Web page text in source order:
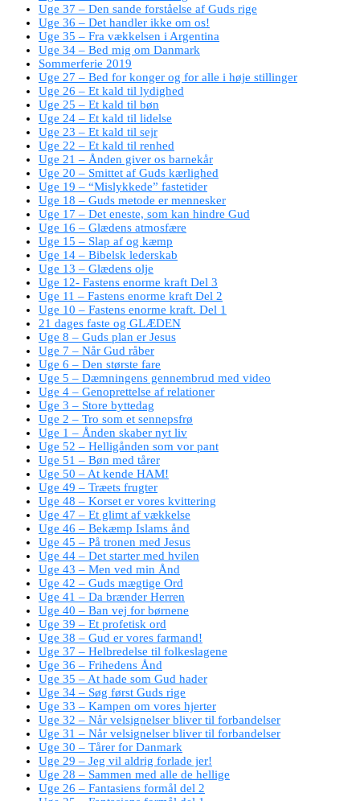
Uge 37 – Den sande forståelse af Guds rige
Uge 36 – Det handler ikke om os!
Uge 35 – Fra vækkelsen i Argentina
Uge 34 – Bed mig om Danmark
Sommerferie 2019
Uge 27 – Bed for konger og for alle i høje stillinger
Uge 26 – Et kald til lydighed
Uge 25 – Et kald til bøn
Uge 24 – Et kald til lidelse
Uge 23 – Et kald til sejr
Uge 22 – Et kald til renhed
Uge 21 – Ånden giver os barnekår
Uge 20 – Smittet af Guds kærlighed
Uge 19 – “Mislykkede” fastetider
Uge 18 – Guds metode er mennesker
Uge 17 – Det eneste, som kan hindre Gud
Uge 16 – Glædens atmosfære
Uge 15 – Slap af og kæmp
Uge 14 – Bibelsk lederskab
Uge 13 – Glædens olje
Uge 12- Fastens enorme kraft Del 3
Uge 11 – Fastens enorme kraft Del 2
Uge 10 – Fastens enorme kraft. Del 1
21 dages faste og GLÆDEN
Uge 8 – Guds plan er Jesus
Uge 7 – Når Gud råber
Uge 6 – Den største fare
Uge 5 – Dæmningens gennembrud med video
Uge 4 – Genoprettelse af relationer
Uge 3 – Store byttedag
Uge 2 – Tro som et sennepsfrø
Uge 1 – Ånden skaber nyt liv
Uge 52 – Helligånden som vor pant
Uge 51 – Bøn med tårer
Uge 50 – At kende HAM!
Uge 49 – Træets frugter
Uge 48 – Korset er vores kvittering
Uge 47 – Et glimt af vækkelse
Uge 46 – Bekæmp Islams ånd
Uge 45 – På tronen med Jesus
Uge 44 – Det starter med hvilen
Uge 43 – Men ved min Ånd
Uge 42 – Guds mægtige Ord
Uge 41 – Da brænder Herren
Uge 40 – Ban vej for børnene
Uge 39 – Et profetisk ord
Uge 38 – Gud er vores farmand!
Uge 37 – Helbredelse til folkeslagene
Uge 36 – Frihedens Ånd
Uge 35 – At hade som Gud hader
Uge 34 – Søg først Guds rige
Uge 33 – Kampen om vores hjerter
Uge 32 – Når velsignelser bliver til forbandelser
Uge 31 – Når velsignelser bliver til forbandelser
Uge 30 – Tårer for Danmark
Uge 29 – Jeg vil aldrig forlade jer!
Uge 28 – Sammen med alle de hellige
Uge 26 – Fantasiens formål del 2